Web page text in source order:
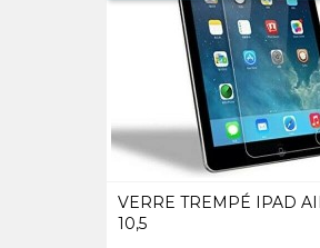
VERRE TREMPÉ IPAD
10,5